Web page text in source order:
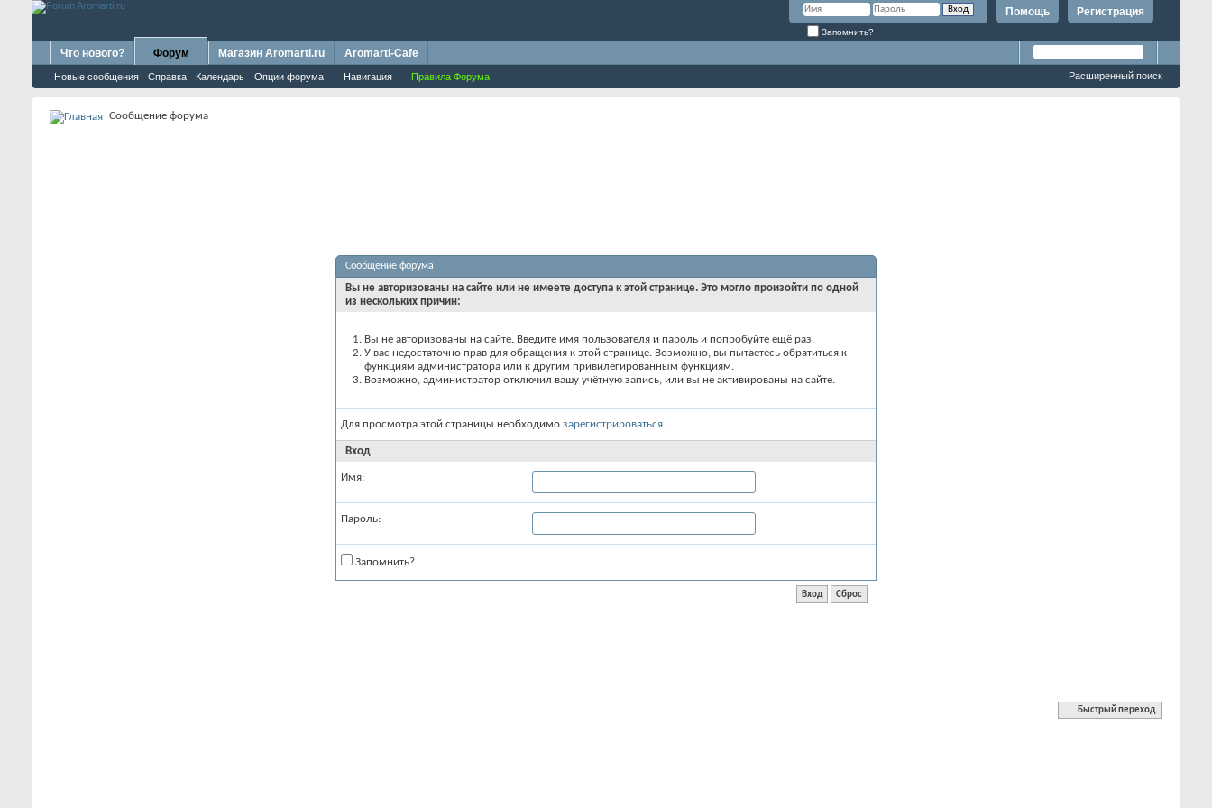
Регистрация
Помощь
Запомнить?
Что нового? Форум
Новые сообщения Справка Календарь Опции форума Навигация Правила Форума
Магазин Aromarti.ru Aromarti-Cafe
Расширенный поиск
Сообщение форума
Сообщение форума
Вы не авторизованы на сайте или не имеете доступа к этой странице. Это могло произойти по одной
из нескольких причин:
Вы не авторизованы на сайте. Введите имя пользователя и пароль и попробуйте ещё раз.
У вас недостаточно прав для обращения к этой странице. Возможно, вы пытаетесь обратиться к
функциям администратора или к другим привилегированным функциям.
Возможно, администратор отключил вашу учётную запись, или вы не активированы на сайте.
Для просмотра этой страницы необходимо зарегистрироваться.
Вход
Имя:
Пароль:
Запомнить?
Быстрый переход